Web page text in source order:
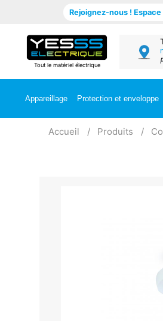
Rejoignez-nous !
Tout le matériel électrique
Appareillage Protection et enveloppe
Accueil Produits